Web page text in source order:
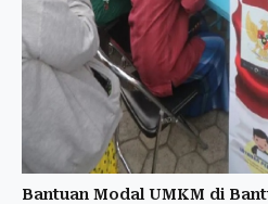
Bantuan Modal UMKM di